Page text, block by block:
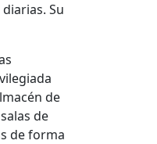
Su
de
de
de forma